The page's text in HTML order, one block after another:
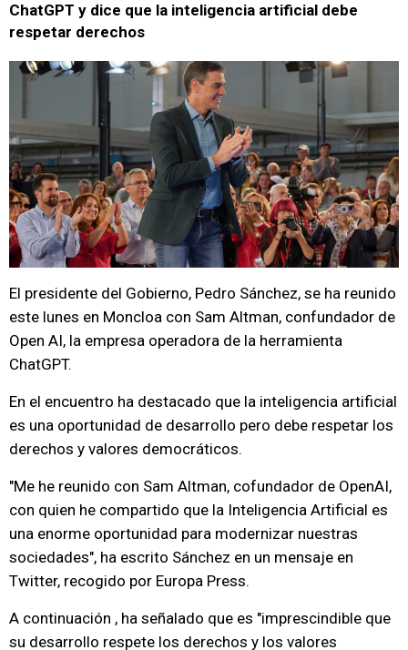
ChatGPT y dice que la inteligencia artificial debe
respetar derechos
El presidente del Gobierno, Pedro Sánchez, se ha reunido
este lunes en Moncloa con Sam Altman, confundador de
Open AI, la empresa operadora de la herramienta
ChatGPT.
En el encuentro ha destacado que la inteligencia artificial
es una oportunidad de desarrollo pero debe respetar los
derechos y valores democráticos.
"Me he reunido con Sam Altman, cofundador de OpenAI,
con quien he compartido que la Inteligencia Artificial es
una enorme oportunidad para modernizar nuestras
sociedades", ha escrito Sánchez en un mensaje en
Twitter, recogido por Europa Press.
A continuación , ha señalado que es "imprescindible que
su desarrollo respete los derechos y los valores